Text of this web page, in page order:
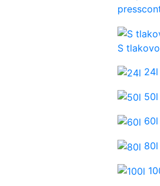
S
24l
50l
60l
80l